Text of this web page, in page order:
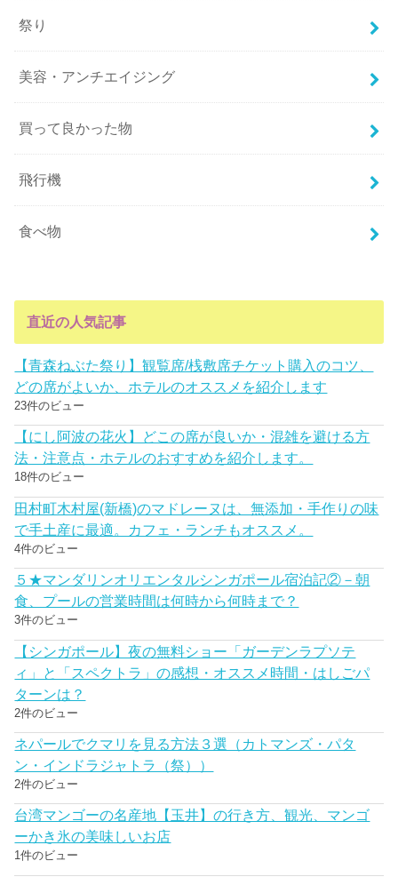
祭り
美容・アンチエイジング
買って良かった物
飛行機
食べ物
直近の人気記事
【青森ねぶた祭り】観覧席/桟敷席チケット購入のコツ、
どの席がよいか、ホテルのオススメを紹介します
23件のビュー
【にし阿波の花火】どこの席が良いか・混雑を避ける方
法・注意点・ホテルのおすすめを紹介します。
18件のビュー
田村町木村屋(新橋)のマドレーヌは、無添加・手作りの味
で手土産に最適。カフェ・ランチもオススメ。
4件のビュー
５★マンダリンオリエンタルシンガポール宿泊記②－朝
食、プールの営業時間は何時から何時まで？
3件のビュー
【シンガポール】夜の無料ショー「ガーデンラプソテ
ィ」と「スペクトラ」の感想・オススメ時間・はしごパ
ターンは？
2件のビュー
ネパールでクマリを見る方法３選（カトマンズ・パタ
ン・インドラジャトラ（祭））
2件のビュー
台湾マンゴーの名産地【玉井】の行き方、観光、マンゴ
ーかき氷の美味しいお店
1件のビュー